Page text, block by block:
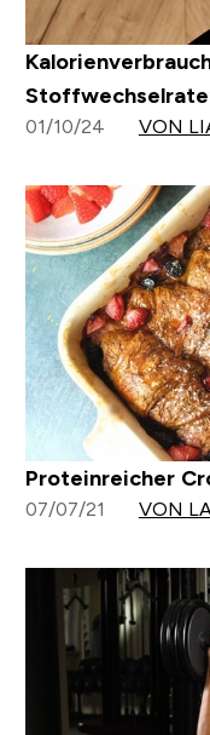
01/10/24 VON
Proteinreicher
07/07/21 VON